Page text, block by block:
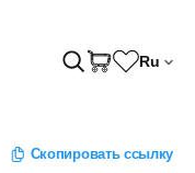
Ru
Скопировать ссылку